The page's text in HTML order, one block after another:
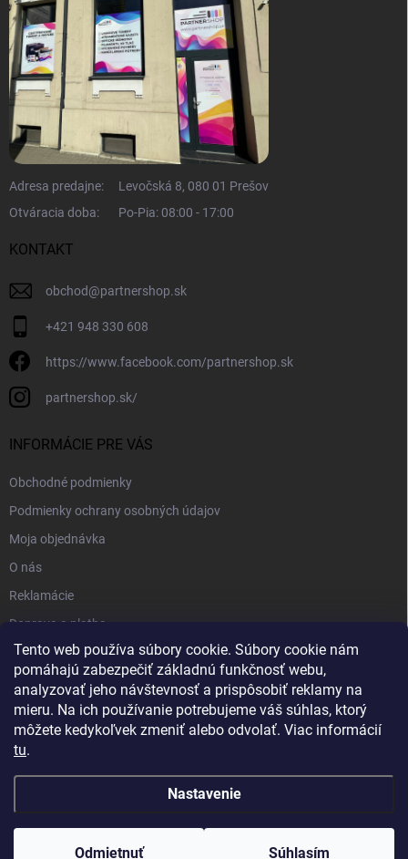
Tento web používa súbory cookie. Súbory cookie nám
pomáhajú zabezpečiť základnú funkčnosť webu,
analyzovať jeho návštevnosť a prispôsobiť reklamy na
mieru. Na ich používanie potrebujeme váš súhlas, ktorý
môžete kedykoľvek zmeniť alebo odvolať. Viac informácií
tu.
Nastavenie
Odmietnuť Súhlasím
Adresa predajne:
Levočská 8, 080 01 Prešov
Otváracia doba:
Po-Pia: 08:00 - 17:00
KONTAKT
obchod@partnershop.sk
+421 948 330 608
https://www.facebook.com/partnershop.sk
partnershop.sk/
INFORMÁCIE PRE VÁS
Obchodné podmienky
Podmienky ochrany osobných údajov
Moja objednávka
O nás
Reklamácie
Doprava a platba
Kontakt
Blog
Copyright 2026PartnerShop.sk. Všetky práva vyhradené.Upraviť